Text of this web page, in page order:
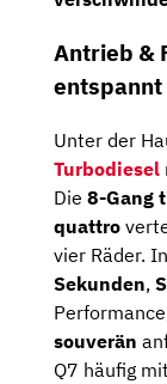
Antrieb &
entspannt
Unter der
Turbodiesel
Die 8-Gang
quattro
vier Räder.
Sekunden,
souverän
Q7 häufig